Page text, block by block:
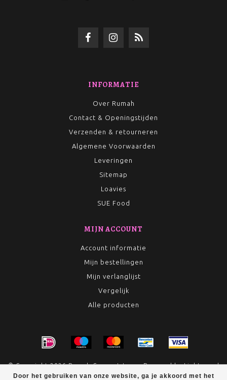
Door het gebruiken van onze website, ga je akkoord met het
INFORMATIE
Over Rumah
Contact & Openingstijden
Verzenden & retourneren
Algemene Voorwaarden
Leveringen
Sitemap
Loavies
SUE Food
MIJN ACCOUNT
Account informatie
Mijn bestellingen
Mijn verlanglijst
Vergelijk
Alle producten
© Copyright 2026 Rumah Conceptstore - Powered byLightspeed
- Theme by Dyvelopment